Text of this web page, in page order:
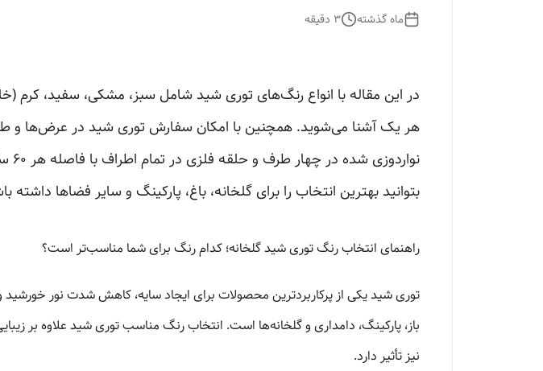
ماه گذشته 3 دقیقه
در این مقاله با انواع رنگ‌های توری شید شامل سبز، مشکی، سفید، کرم
هر یک آشنا می‌شوید. همچنین با امکان سفارش توری شید در عرض‌ها و
بتوانید بهترین انتخاب را برای گلخانه، باغ، پارکینگ و سایر فضاها داشته
راهنمای انتخاب رنگ توری شید گلخانه؛ کدام رنگ برای شما مناسب‌تر است؟
توری شید یکی از پرکاربردترین محصولات برای ایجاد سایه، کاهش شدت نور
باز، پارکینگ، دامداری و گلخانه‌ها است. انتخاب رنگ مناسب توری شید علاوه بر
نیز تأثیر دارد.